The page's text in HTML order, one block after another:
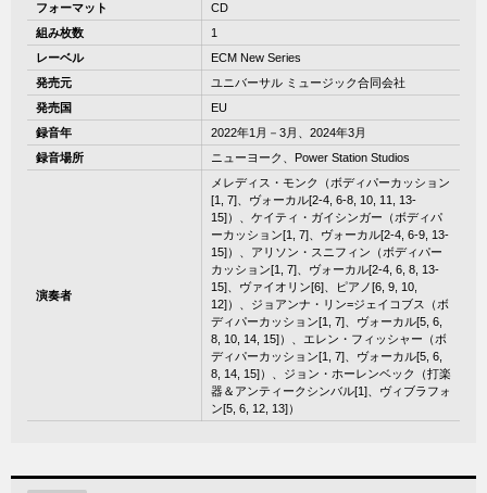
フォーマット
CD
組み枚数
1
レーベル
ECM New Series
発売元
ユニバーサル ミュージック合同会社
発売国
EU
録音年
2022年1月－3月、2024年3月
録音場所
ニューヨーク、Power Station Studios
演奏者
メレディス・モンク（ボディパーカッション
[1, 7]、ヴォーカル[2-4, 6-8, 10, 11, 13-
15]）、ケイティ・ガイシンガー（ボディパ
ーカッション[1, 7]、ヴォーカル[2-4, 6-9, 13-
15]）、アリソン・スニフィン（ボディパー
カッション[1, 7]、ヴォーカル[2-4, 6, 8, 13-
15]、ヴァイオリン[6]、ピアノ[6, 9, 10,
12]）、ジョアンナ・リン=ジェイコブス（ボ
ディパーカッション[1, 7]、ヴォーカル[5, 6,
8, 10, 14, 15]）、エレン・フィッシャー（ボ
ディパーカッション[1, 7]、ヴォーカル[5, 6,
8, 14, 15]）、ジョン・ホーレンベック（打楽
器＆アンティークシンバル[1]、ヴィブラフォ
ン[5, 6, 12, 13]）